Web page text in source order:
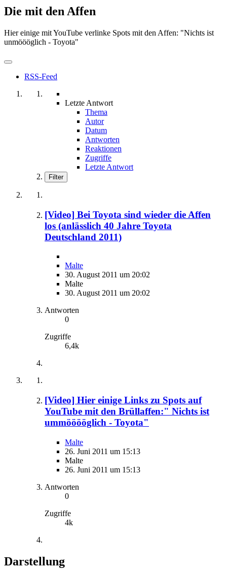
Die mit den Affen
Hier einige mit YouTube verlinke Spots mit den Affen: "Nichts ist
unmöööglich - Toyota"
RSS-Feed
Letzte Antwort
Thema
Autor
Datum
Antworten
Reaktionen
Zugriffe
Letzte Antwort
Filter
[Video] Bei Toyota sind wieder die Affen
los (anlässlich 40 Jahre Toyota
Deutschland 2011)
Malte
30. August 2011 um 20:02
Malte
30. August 2011 um 20:02
Antworten
0
Zugriffe
6,4k
[Video] Hier einige Links zu Spots auf
YouTube mit den Brüllaffen:" Nichts ist
ummööööglich - Toyota"
Malte
26. Juni 2011 um 15:13
Malte
26. Juni 2011 um 15:13
Antworten
0
Zugriffe
4k
Darstellung